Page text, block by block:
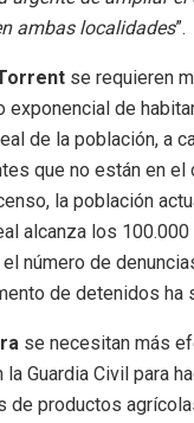
ambas localidades”.
se requieren
exponencial de
de la población, a
que no están en el
la población
alcanza los 100.000
número de
de detenidos ha
se necesitan más
Guardia Civil para
de productos